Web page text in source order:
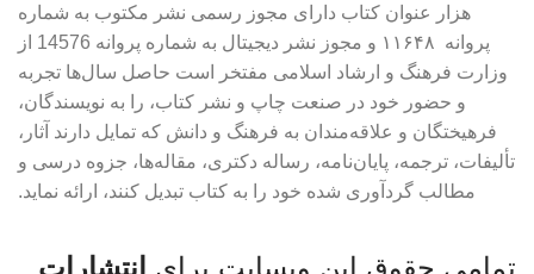
هزار عنوان کتاب دارای مجوز رسمی نشر مکتوب به شماره
پروانه ۱۱۶۴۸ و مجوز نشر دیجیتال به شماره پروانه 14576 از
وزارت فرهنگ و ارشاد اسلامی مفتخر است حاصل سال‌ها تجربه
و حضور خود در صنعت چاپ و نشر کتاب، را به نویسندگان،
فرهیختگان و علاقه‌مندان به فرهنگ و دانش که تمایل دارند آثار،
تألیفات، ترجمه، پایان‌نامه، رساله دکتری، مقاله‌ها، جزوه درسی و
مطالب گردآوری شده خود را به کتاب تبدیل کنند، ارائه نماید.
تمامی حقوق این وبسایت برای انتشارات